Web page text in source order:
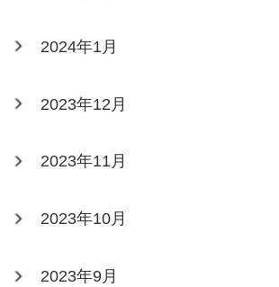
2024年1月
2023年12月
2023年11月
2023年10月
2023年9月